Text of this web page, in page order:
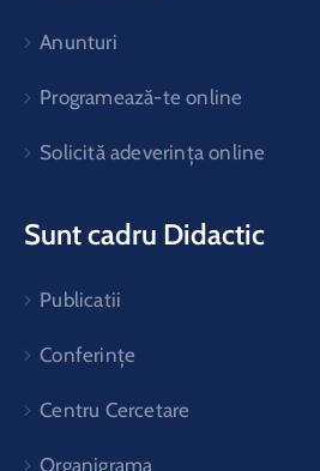
Anunturi
Programează-te online
Solicită adeverința online
Sunt cadru Didactic
Publicatii
Conferințe
Centru Cercetare
Organigrama